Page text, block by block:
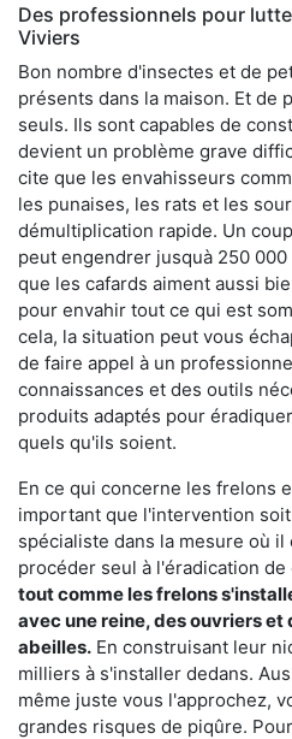
Des professionnels pour
Viviers
Bon nombre d'insectes et de
présents dans la maison. Et de
seuls. Ils sont capables de
devient un problème grave
cite que les envahisseurs
les punaises, les rats et les
démultiplication rapide. Un
peut engendrer jusquà 250
que les cafards aiment aussi
pour envahir tout ce qui est
cela, la situation peut vous
de faire appel à un
connaissances et des outils
produits adaptés pour
quels qu'ils soient.
En ce qui concerne les frelons
important que l'intervention
spécialiste dans la mesure où il
procéder seul à l'éradication de
tout comme les frelons
avec une reine, des ouvriers
abeilles. En construisant leur
milliers à s'installer dedans.
même juste vous l'approchez,
grandes risques de piqûre.